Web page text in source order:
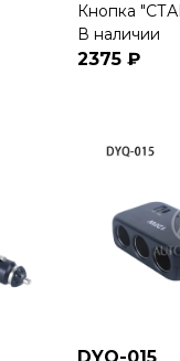
Кнопка
В наличии
2375 ₽